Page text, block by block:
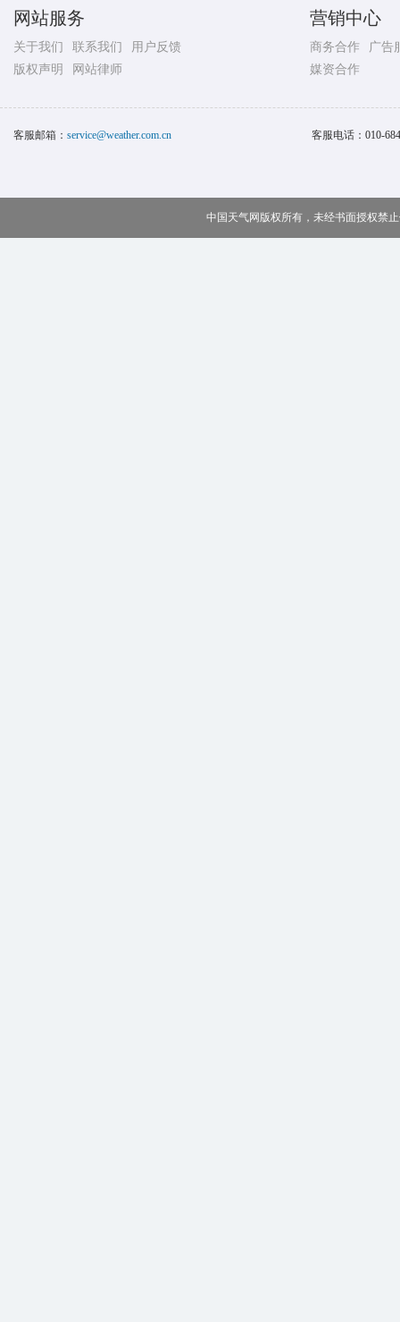
网站服务
关于我们 联系我们
用户反馈
版权声明
网站律师
营销中心
商务合作
广告
媒资合作
客服邮箱： service@weather.com.cn 客服电话： 010-
中国天气网版权所有，未经书面授权